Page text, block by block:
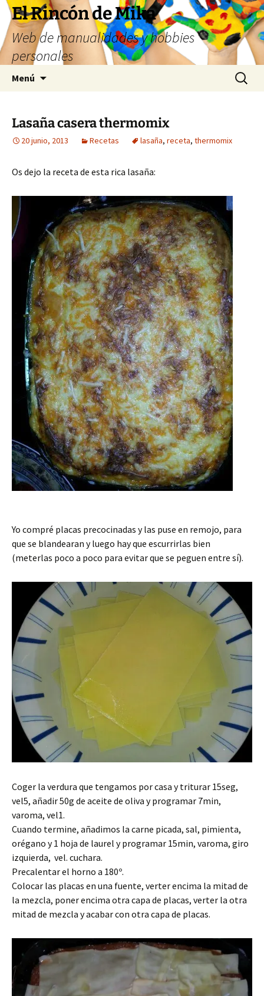
Saltar
contenido
El Rincón de Mika
Web de manualidades y hobbies
personales
Menú Buscar:
Lasaña casera thermomix
20 junio, 2013 Recetas lasaña, receta, thermomix
Os dejo la receta de esta rica lasaña:
Yo compré placas precocinadas y las puse en remojo, para
que se blandearan y luego hay que escurrirlas bien
(meterlas poco a poco para evitar que se peguen entre sí).
Coger la verdura que tengamos por casa y triturar 15seg,
vel5, añadir 50g de aceite de oliva y programar 7min,
varoma, vel1.
Cuando termine, añadimos la carne picada, sal, pimienta,
orégano y 1 hoja de laurel y programar 15min, varoma, giro
izquierda, vel. cuchara.
Precalentar el horno a 180º.
Colocar las placas en una fuente, verter encima la mitad de
la mezcla, poner encima otra capa de placas, verter la otra
mitad de mezcla y acabar con otra capa de placas.